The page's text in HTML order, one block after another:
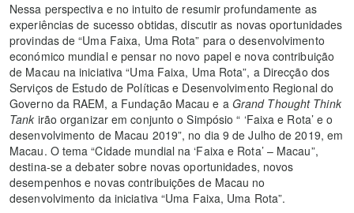
Nessa perspectiva e no intuito de resumir profundamente as
experiências de sucesso obtidas, discutir as novas oportunidades
provindas de “Uma Faixa, Uma Rota” para o desenvolvimento
económico mundial e pensar no novo papel e nova contribuição
de Macau na iniciativa “Uma Faixa, Uma Rota”, a Direcção dos
Serviços de Estudo de Políticas e Desenvolvimento Regional do
Governo da RAEM, a Fundação Macau e a Grand Thought Think
Tank irão organizar em conjunto o Simpósio “ ‘Faixa e Rota’ e o
desenvolvimento de Macau 2019”, no dia 9 de Julho de 2019, em
Macau. O tema “Cidade mundial na ‘Faixa e Rota’ – Macau”,
destina-se a debater sobre novas oportunidades, novos
desempenhos e novas contribuições de Macau no
desenvolvimento da iniciativa “Uma Faixa, Uma Rota”.